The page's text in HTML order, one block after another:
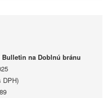
Bulletin na Doblnú bránu
DPH)